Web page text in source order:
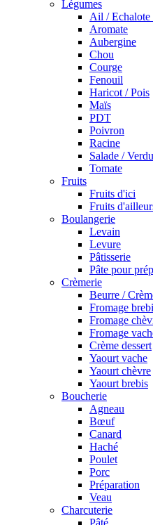
Légumes
Ail / Echalote
Aromate
Aubergine
Chou
Courge
Fenouil
Haricot / Pois
Maïs
PDT
Poivron
Racine
Salade /
Tomate
Fruits
Fruits d'ici
Fruits
Boulangerie
Levain
Levure
Pâtisserie
Pâte pour
Crèmerie
Beurre /
Fromage
Fromage
Fromage
Crème dessert
Yaourt vache
Yaourt chèvre
Yaourt brebis
Boucherie
Agneau
Bœuf
Canard
Haché
Poulet
Porc
Préparation
Veau
Charcuterie
Pâté